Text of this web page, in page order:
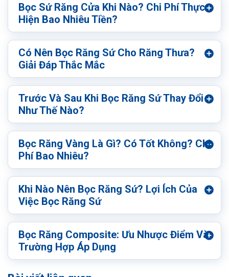
Bọc Sứ Răng Cửa Khi Nào? Chi Phí Thực
Hiện Bao Nhiêu Tiền?
Có Nên Bọc Răng Sứ Cho Răng Thưa?
Giải Đáp Thắc Mắc
Trước Và Sau Khi Bọc Răng Sứ Thay Đổi
Như Thế Nào?
Bọc Răng Vàng Là Gì? Có Tốt Không? Chi
Phí Bao Nhiêu?
Khi Nào Nên Bọc Răng Sứ? Lợi Ích Của
Việc Bọc Răng Sứ
Bọc Răng Composite: Ưu Nhược Điểm Và
Trường Hợp Áp Dụng